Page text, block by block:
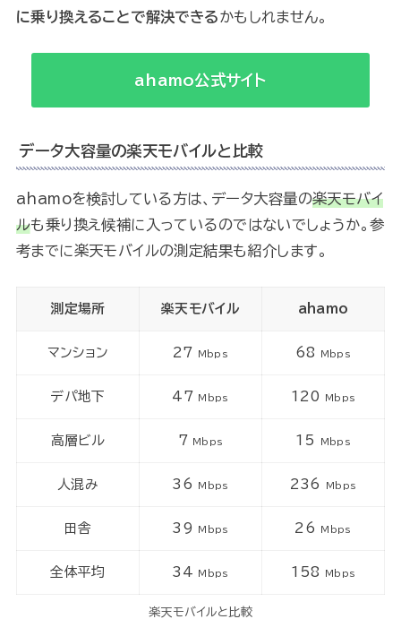
に乗り換えることで解決できるかもしれません。
ahamo公式サイト
データ大容量の楽天モバイルと比較
ahamoを検討している方は、データ大容量の楽天モバイ
ルも乗り換え候補に入っているのではないでしょうか。参
考までに楽天モバイルの測定結果も紹介します。
測定場所 楽天モバイル ahamo
マンション 27 Mbps 68 Mbps
デパ地下 47 Mbps 120 Mbps
高層ビル 7 Mbps 15 Mbps
人混み 36 Mbps 236 Mbps
田舎 39 Mbps 26 Mbps
全体平均 34 Mbps 158 Mbps
楽天モバイルと比較